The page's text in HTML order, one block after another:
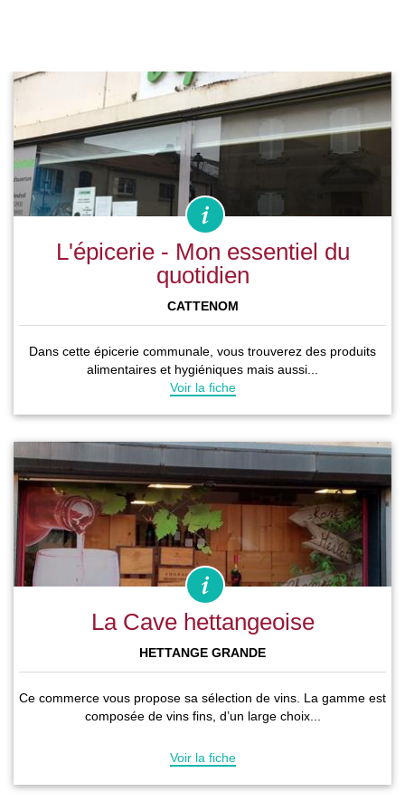
L'épicerie - Mon essentiel du
quotidien
CATTENOM
Dans cette épicerie communale, vous trouverez des produits
alimentaires et hygiéniques mais aussi...
Voir la fiche
La Cave hettangeoise
HETTANGE GRANDE
Ce commerce vous propose sa sélection de vins. La gamme est
composée de vins fins, d’un large choix...
Voir la fiche